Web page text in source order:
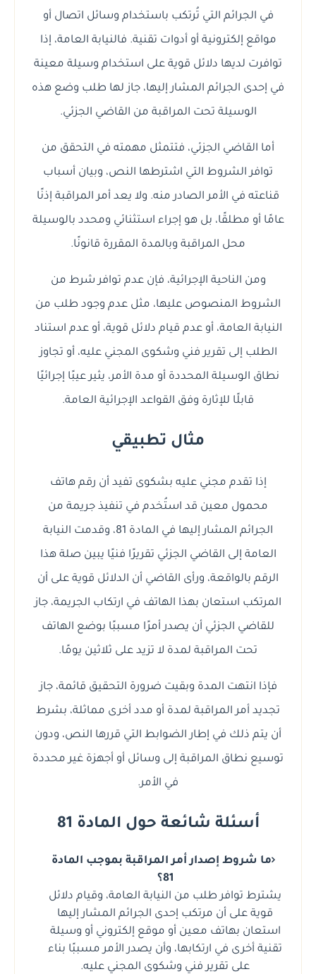
في الجرائم التي تُرتكب باستخدام وسائل اتصال أو
مواقع إلكترونية أو أدوات تقنية. فالنيابة العامة، إذا
توافرت لديها دلائل قوية على استخدام وسيلة معينة
في إحدى الجرائم المشار إليها، جاز لها طلب وضع هذه
الوسيلة تحت المراقبة من القاضي الجزئي.
أما القاضي الجزئي، فتتمثل مهمته في التحقق من
توافر الشروط التي اشترطها النص، وبيان أسباب
قناعته في الأمر الصادر منه. ولا يعد أمر المراقبة إذنًا
عامًا أو مطلقًا، بل هو إجراء استثنائي ومحدد بالوسيلة
محل المراقبة وبالمدة المقررة قانونًا.
ومن الناحية الإجرائية، فإن عدم توافر شرط من
الشروط المنصوص عليها، مثل عدم وجود طلب من
النيابة العامة، أو عدم قيام دلائل قوية، أو عدم استناد
الطلب إلى تقرير فني وشكوى المجني عليه، أو تجاوز
نطاق الوسيلة المحددة أو مدة الأمر، يثير عيبًا إجرائيًا
قابلًا للإثارة وفق القواعد الإجرائية العامة.
مثال تطبيقي
إذا تقدم مجني عليه بشكوى تفيد أن رقم هاتف
محمول معين قد استُخدم في تنفيذ جريمة من
الجرائم المشار إليها في المادة 81، وقدمت النيابة
العامة إلى القاضي الجزئي تقريرًا فنيًا يبين صلة هذا
الرقم بالواقعة، ورأى القاضي أن الدلائل قوية على أن
المرتكب استعان بهذا الهاتف في ارتكاب الجريمة، جاز
للقاضي الجزئي أن يصدر أمرًا مسببًا بوضع الهاتف
تحت المراقبة لمدة لا تزيد على ثلاثين يومًا.
فإذا انتهت المدة وبقيت ضرورة التحقيق قائمة، جاز
تجديد أمر المراقبة لمدة أو مدد أخرى مماثلة، بشرط
أن يتم ذلك في إطار الضوابط التي قررها النص، ودون
توسيع نطاق المراقبة إلى وسائل أو أجهزة غير محددة
في الأمر.
أسئلة شائعة حول المادة 81
ما شروط إصدار أمر المراقبة بموجب المادة
81؟
يشترط توافر طلب من النيابة العامة، وقيام دلائل
قوية على أن مرتكب إحدى الجرائم المشار إليها
استعان بهاتف معين أو موقع إلكتروني أو وسيلة
تقنية أخرى في ارتكابها، وأن يصدر الأمر مسببًا بناء
على تقرير فني وشكوى المجني عليه.